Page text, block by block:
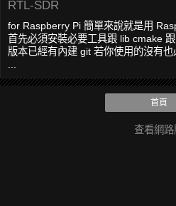
RTL-SDR
for Raspberry Pi 簡單來說就是用
首先必須安裝必要工具跟 lib cmake
版本已經有內建 git 若你使用的沒有
首頁
查看網路